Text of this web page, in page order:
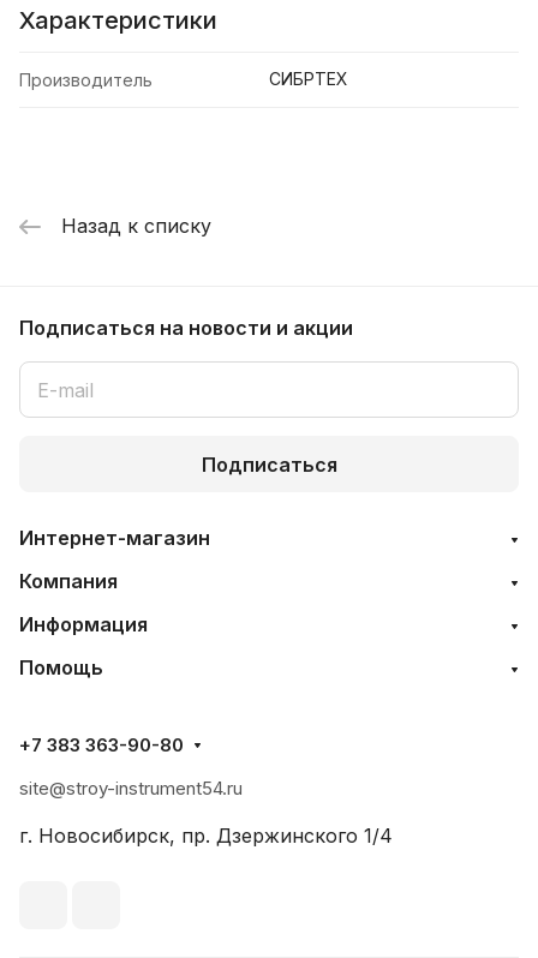
Характеристики
Производитель СИБРТЕХ
Назад к списку
Подписаться на новости и акции
Подписаться
Интернет-магазин
Компания
Информация
Помощь
+7 383 363-90-80
site@stroy-instrument54.ru
г. Новосибирск, пр. Дзержинского 1/4